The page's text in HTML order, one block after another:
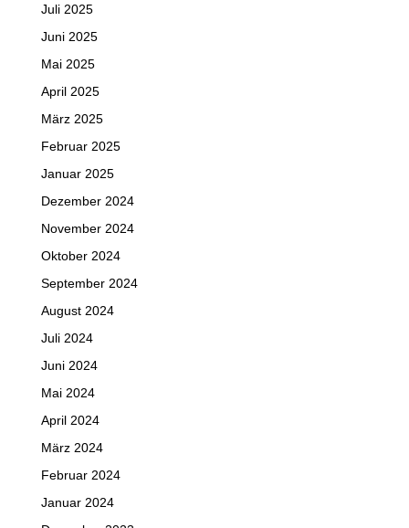
Juli 2025
Juni 2025
Mai 2025
April 2025
März 2025
Februar 2025
Januar 2025
Dezember 2024
November 2024
Oktober 2024
September 2024
August 2024
Juli 2024
Juni 2024
Mai 2024
April 2024
März 2024
Februar 2024
Januar 2024